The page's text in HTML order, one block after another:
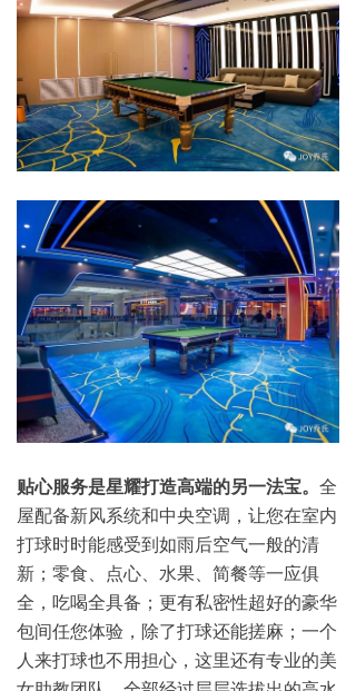
贴心服务是星耀打造高端的另一法宝。 全
屋配备新风系统和中央空调，让您在室内
打球时时能感受到如雨后空气一般的清
新；零食、点心、水果、简餐等一应俱
全，吃喝全具备；更有私密性超好的豪华
包间任您体验，除了打球还能搓麻；一个
人来打球也不用担心，这里还有专业的美